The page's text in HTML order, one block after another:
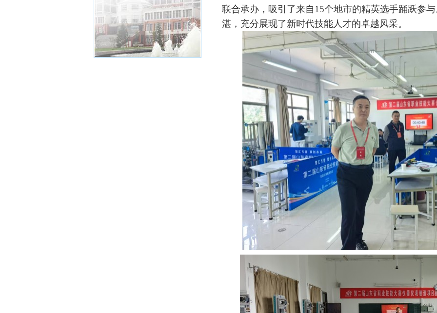
联合承办，吸引了来自15个地市的精英选手踊跃参
湛，充分展现了新时代技能人才的卓越风采。